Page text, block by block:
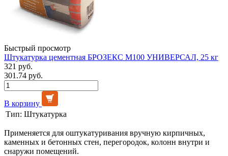
Быстрый просмотр
Штукатурка цементная БРОЗЕКС М100 УНИВЕРСАЛ, 25 кг
321 руб.
301.74 руб.
В корзину
Тип: Штукатурка
Применяется для оштукатуривания вручную кирпичных,
каменных и бетонных стен, перегородок, колонн внутри и
снаружи помещений.